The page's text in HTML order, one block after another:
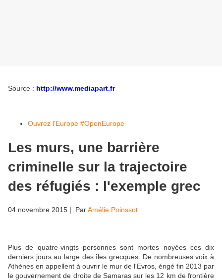
Source : http://www.mediapart.fr
Ouvrez l'Europe #OpenEurope
Les murs, une barrière
criminelle sur la trajectoire
des réfugiés : l'exemple grec
04 novembre 2015 | ParAmélie Poinssot
Plus de quatre-vingts personnes sont mortes noyées ces dix
derniers jours au large des îles grecques. De nombreuses voix à
Athènes en appellent à ouvrir le mur de l'Evros, érigé fin 2013 par
le gouvernement de droite de Samaras sur les 12 km de frontière